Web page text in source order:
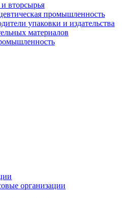
вторсырья
промышленность
упаковки и издательства
материалов
организации